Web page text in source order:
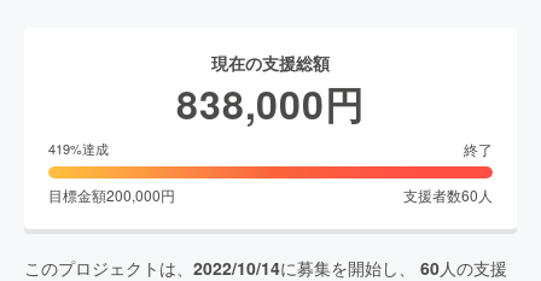
現在の支援総額
838,000円
419%達成 終了
目標金額200,000円 支援者数60 人
このプロジェクトは、 2022/10/14に募集を開始し、 60人の支援